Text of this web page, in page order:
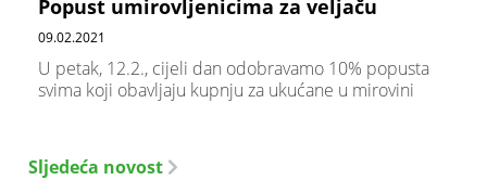
Popust umirovljenicima za veljaču
09.02.2021
U petak, 12.2., cijeli dan odobravamo 10% popusta
svima koji obavljaju kupnju za ukućane u mirovini
Sljedeća novost